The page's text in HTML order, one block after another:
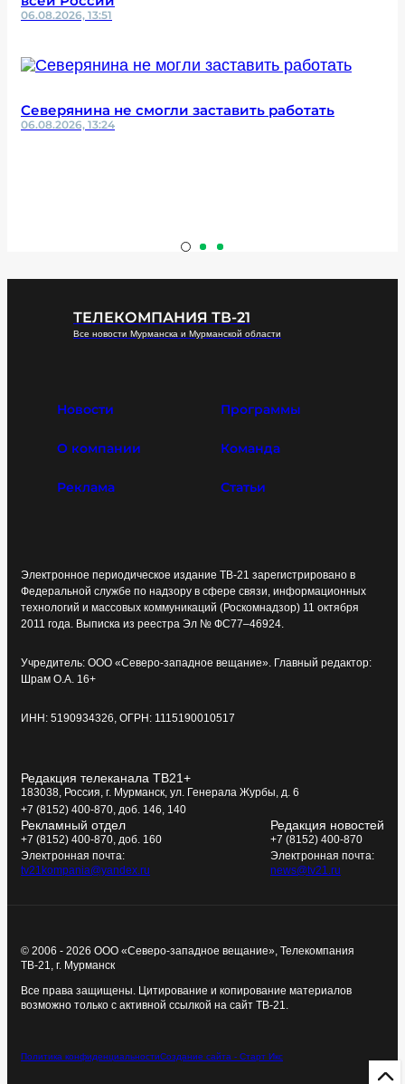
06.08.2026, 13:51
Северянина не смогли заставить работать
06.08.2026, 13:24
ТЕЛЕКОМПАНИЯ ТВ-21
Все новости Мурманска и Мурманской области
Новости Программы
О компании Команда
Реклама Статьи
Электронное периодическое издание ТВ-21 зарегистрировано в
Федеральной службе по надзору в сфере связи, информационных
технологий и массовых коммуникаций (Роскомнадзор) 11 октября
2011 года. Выписка из реестра Эл № ФС77–46924.
Учредитель: ООО «Северо-западное вещание». Главный редактор:
Шрам О.А. 16+
ИНН: 5190934326, ОГРН: 1115190010517
Редакция телеканала ТВ21+
183038, Россия, г. Мурманск, ул. Генерала Журбы, д. 6
+7 (8152) 400-870, доб. 146, 140
Рекламный отдел
+7 (8152) 400-870, доб. 160
Электронная почта:
tv21kompania@yandex.ru
Редакция новостей
+7 (8152) 400-870
Электронная почта:
news@tv21.ru
© 2006 - 2026 ООО «Северо-западное вещание», Телекомпания
ТВ-21, г. Мурманск
Все права защищены. Цитирование и копирование материалов
возможно только с активной ссылкой на сайт ТВ-21.
Политика конфиденциальностиСоздание сайта - Старт Икс